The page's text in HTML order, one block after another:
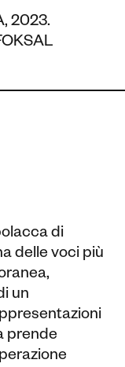
2023.
di
delle voci più
un
prende